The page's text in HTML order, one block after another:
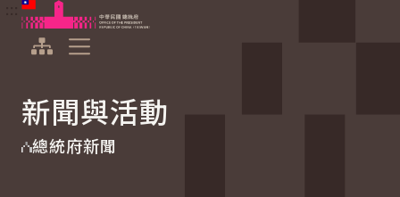
跳到主要內容
中華民國總統府
新聞與活動
總統府新聞